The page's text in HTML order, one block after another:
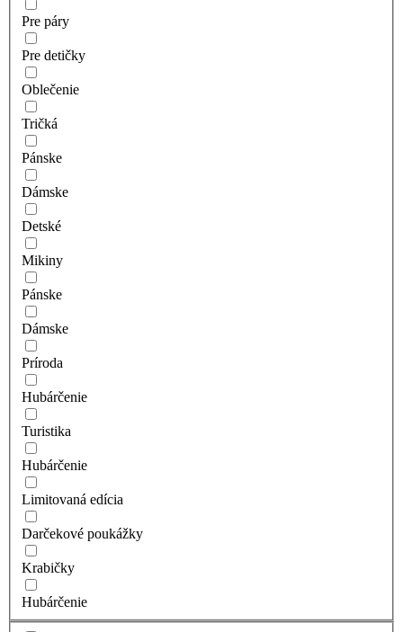
Pre páry
Pre detičky
Oblečenie
Tričká
Pánske
Dámske
Detské
Mikiny
Pánske
Dámske
Príroda
Hubárčenie
Turistika
Hubárčenie
Limitovaná edícia
Darčekové poukážky
Krabičky
Hubárčenie